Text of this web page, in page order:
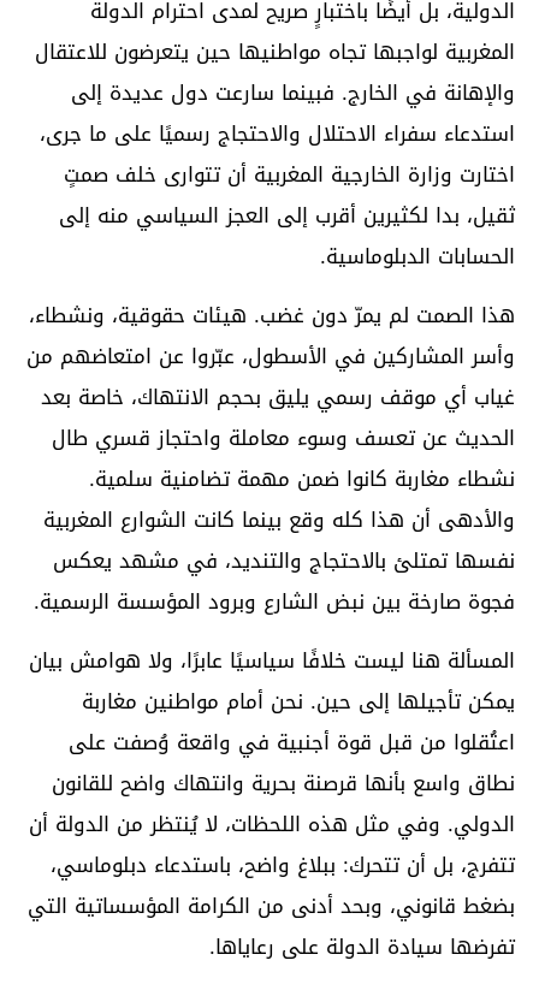
الدولية، بل أيضًا باختبارٍ صريح لمدى احترام الدولة
المغربية لواجبها تجاه مواطنيها حين يتعرضون للاعتقال
والإهانة في الخارج. فبينما سارعت دول عديدة إلى
استدعاء سفراء الاحتلال والاحتجاج رسميًا على ما جرى،
اختارت وزارة الخارجية المغربية أن تتوارى خلف صمتٍ
ثقيل، بدا لكثيرين أقرب إلى العجز السياسي منه إلى
الحسابات الدبلوماسية.
هذا الصمت لم يمرّ دون غضب. هيئات حقوقية، ونشطاء،
وأسر المشاركين في الأسطول، عبّروا عن امتعاضهم من
غياب أي موقف رسمي يليق بحجم الانتهاك، خاصة بعد
الحديث عن تعسف وسوء معاملة واحتجاز قسري طال
نشطاء مغاربة كانوا ضمن مهمة تضامنية سلمية.
والأدهى أن هذا كله وقع بينما كانت الشوارع المغربية
نفسها تمتلئ بالاحتجاج والتنديد، في مشهد يعكس
فجوة صارخة بين نبض الشارع وبرود المؤسسة الرسمية.
المسألة هنا ليست خلافًا سياسيًا عابرًا، ولا هوامش بيان
يمكن تأجيلها إلى حين. نحن أمام مواطنين مغاربة
اعتُقلوا من قبل قوة أجنبية في واقعة وُصفت على
نطاق واسع بأنها قرصنة بحرية وانتهاك واضح للقانون
الدولي. وفي مثل هذه اللحظات، لا يُنتظر من الدولة أن
تتفرج، بل أن تتحرك: ببلاغ واضح، باستدعاء دبلوماسي،
بضغط قانوني، وبحد أدنى من الكرامة المؤسساتية التي
تفرضها سيادة الدولة على رعاياها.